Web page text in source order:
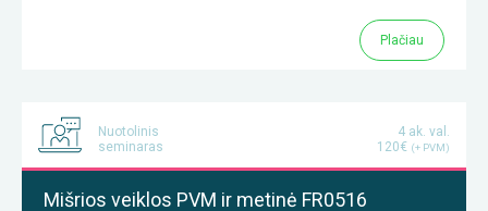
Plačiau
Nuotolinis
seminaras
4 ak. val.
120€ (+ PVM)
Mišrios veiklos PVM ir metinė FR0516